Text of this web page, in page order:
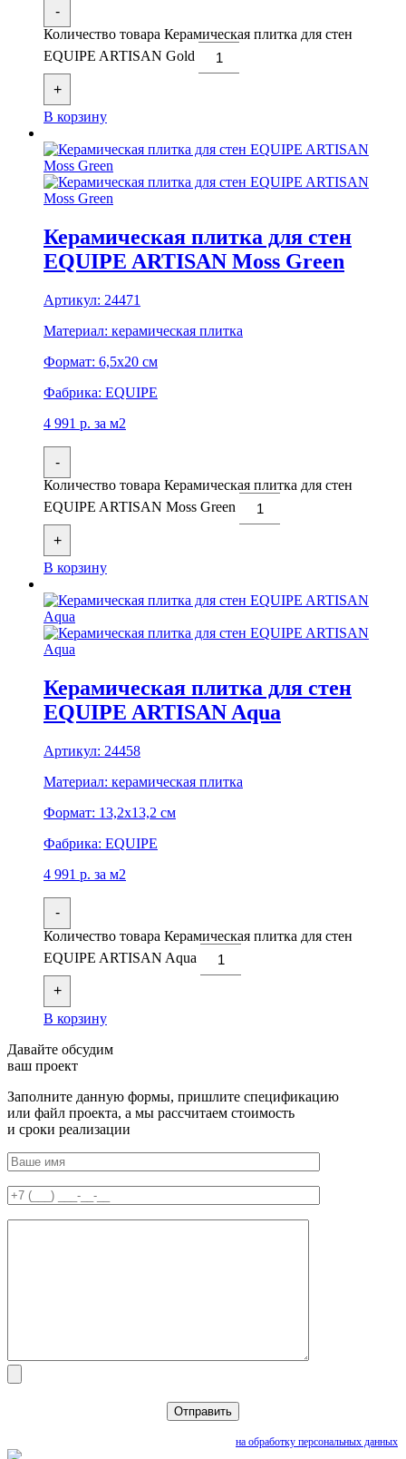
-
Количество товара Керамическая плитка для стен
EQUIPE ARTISAN Gold
+
В корзину
Керамическая плитка для стен
EQUIPE ARTISAN Moss Green
Артикул: 24471
Материал: керамическая плитка
Формат: 6,5x20 см
Фабрика: EQUIPE
4 991 р. за м2
-
Количество товара Керамическая плитка для стен
EQUIPE ARTISAN Moss Green
+
В корзину
Керамическая плитка для стен
EQUIPE ARTISAN Aqua
Артикул: 24458
Материал: керамическая плитка
Формат: 13,2x13,2 см
Фабрика: EQUIPE
4 991 р. за м2
-
Количество товара Керамическая плитка для стен
EQUIPE ARTISAN Aqua
+
В корзину
Давайте обсудим
ваш проект
Заполните данную формы, пришлите спецификацию
или файл проекта, а мы рассчитаем стоимость
и сроки реализации
на обработку персональных данных